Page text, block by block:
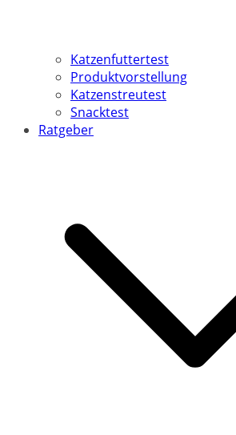
Katzenfuttertest
Produktvorstellung
Katzenstreutest
Snacktest
Ratgeber